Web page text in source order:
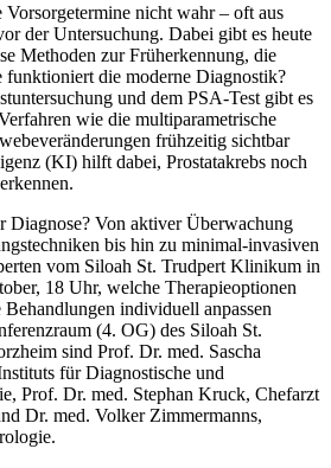
nicht wahr – oft aus
der Untersuchung. Dabei gibt es heute
Methoden zur Früherkennung, die
funktioniert die moderne Diagnostik?
und dem PSA-Test gibt es
wie die multiparametrische
frühzeitig sichtbar
(KI) hilft dabei, Prostatakrebs noch
Diagnose? Von aktiver Überwachung
bis hin zu minimal-invasiven
vom Siloah St. Trudpert Klinikum in
18 Uhr, welche Therapieoptionen
individuell anpassen
(4. OG) des Siloah St.
sind Prof. Dr. med. Sascha
für Diagnostische und
Prof. Dr. med. Stephan Kruck, Chefarzt
Dr. med. Volker Zimmermanns,